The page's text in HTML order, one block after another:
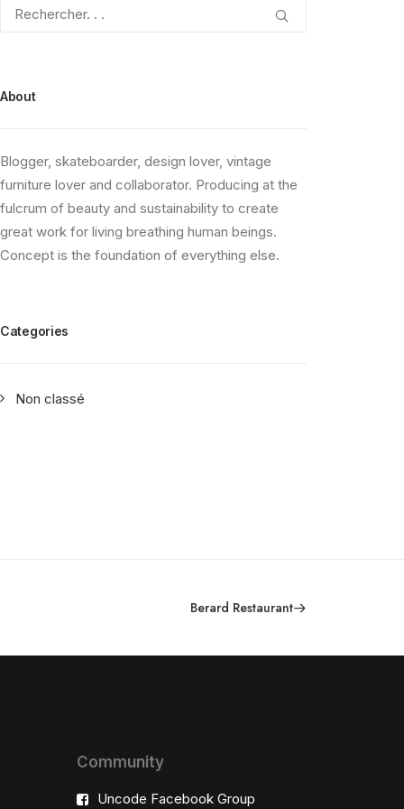
About
Blogger, skateboarder, design lover, vintage
furniture lover and collaborator. Producing at the
fulcrum of beauty and sustainability to create
great work for living breathing human beings.
Concept is the foundation of everything else.
Categories
Non classé
Berard Restaurant
Community
Uncode Facebook Group